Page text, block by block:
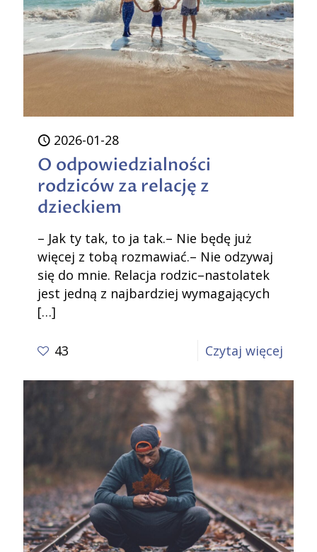
2026-01-28
O odpowiedzialności
rodziców za relację z
dzieckiem
– Jak ty tak, to ja tak.– Nie będę już
więcej z tobą rozmawiać.– Nie odzywaj
się do mnie. Relacja rodzic–nastolatek
jest jedną z najbardziej wymagających
[…]
43 Czytaj więcej
za
z